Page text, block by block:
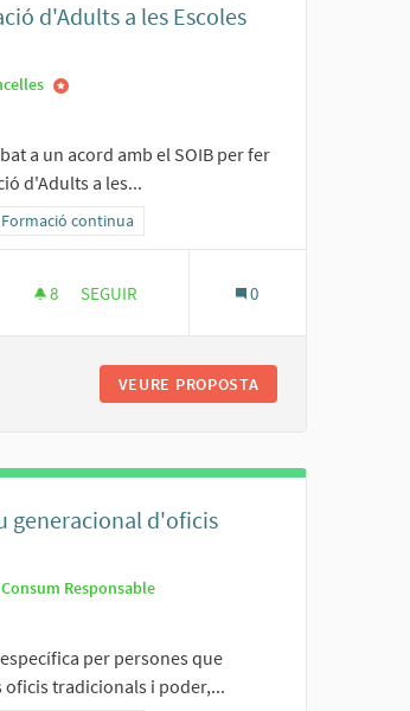
d'Adults a les Escoles
a un acord amb el SOIB per fer
d'Adults a les...
categoria: Economia i ocupació. Formació continua
continua
8 8 SEGUIDORES
SEGUIR 0
VEURE PROPOSTA
generacional d'oficis
Responsable
per persones que
tradicionals i poder,...